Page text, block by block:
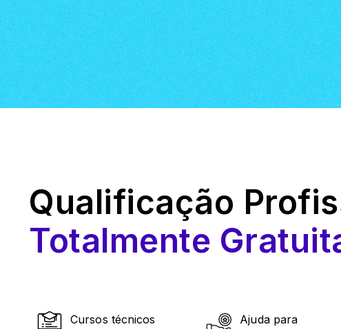
Qualificação
Totalmente
Cursos técnicos
Ajuda para